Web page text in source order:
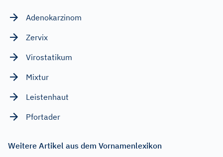
Adenokarzinom
Zervix
Virostatikum
Mixtur
Leistenhaut
Pfortader
Weitere Artikel aus dem Vornamenlexikon